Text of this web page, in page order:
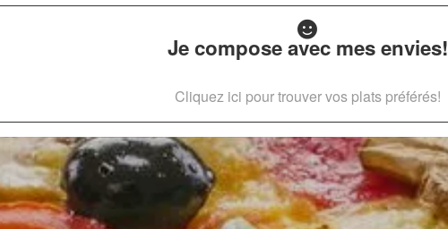
Je compose avec mes envies!
Cliquez ici pour trouver vos plats préférés!